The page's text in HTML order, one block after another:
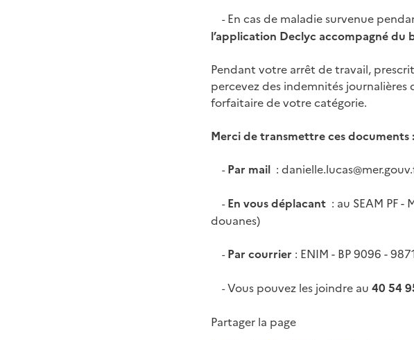
-En cas de maladie survenue
l’application Declyc accompagné
Pendant votre arrêt de travail,
percevez des indemnités journalières
forfaitaire de votre catégorie.
Merci de transmettre ces documents :
- Par mail :
- En vous déplacant : au SEAM PF
douanes)
- Par courrier : ENIM - BP 9096 -
-Vous pouvez les joindre au 40 54
Partager la page